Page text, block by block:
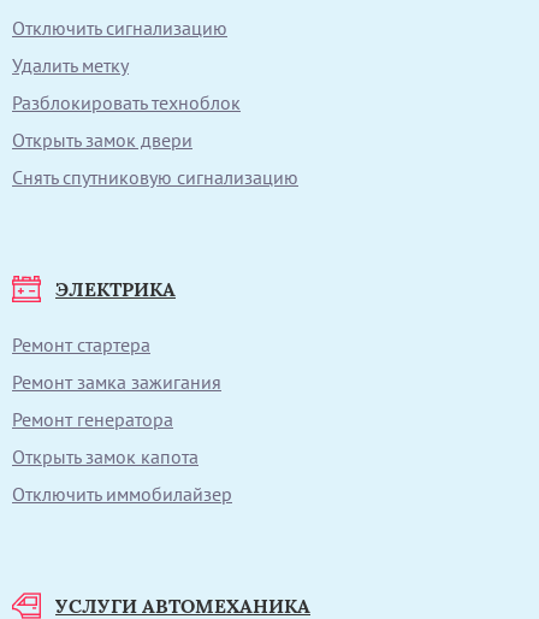
Отключить сигнализацию
Удалить метку
Разблокировать техноблок
Открыть замок двери
Снять спутниковую сигнализацию
ЭЛЕКТРИКА
Ремонт стартера
Ремонт замка зажигания
Ремонт генератора
Открыть замок капота
Отключить иммобилайзер
УСЛУГИ АВТОМЕХАНИКА